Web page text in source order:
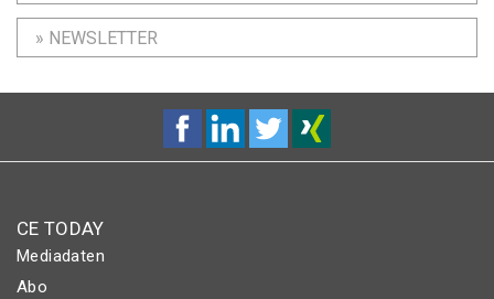
» NEWSLETTER
CE TODAY
Mediadaten
Abo